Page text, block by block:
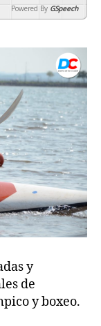
Powered By GSpeech
y
de
y boxeo.